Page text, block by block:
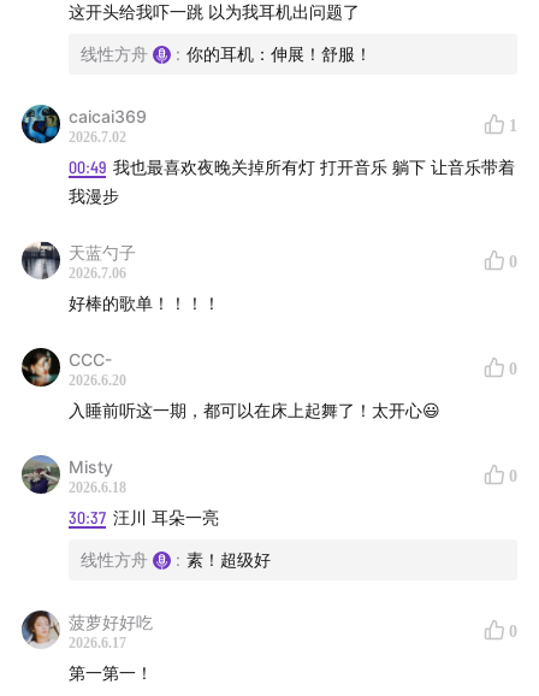
"C" of Chocolate
(20:36
) Tara Clerkin Trio - Lazy Daisy
(26:13) Getdown Services & Mumble Tide - Don't
Talk (Put Your Head On My Shoulder)
29:45) 汪川 - 明天的脸庞
(33:57
(37:37) Joy Harjo - Insomnia and Seven Steps to
Grace
(47:37) Anthony Joseph - Your Bird & I
51:53) Matt Evans - Wine Shop Discount RPG
a name
01:00:38) Kelsey Lu - Running To Pain
《周末变奏》开通豆瓣页面，欢迎标记、点评。
→ 选曲/撰稿/配音/制作/包装：方舟
→ 主题音乐：Yu Su
→ 题图版式：六花
这开头给我吓一跳 以为我耳机出问题了
线性方舟 : 你的耳机：伸展！舒服！
caicai369
2026.7.02
1
00:49 我也最喜欢夜晚关掉所有灯 打开音乐 躺下 让音乐带着
我漫步
天蓝勺子
2026.7.06
0
好棒的歌单！！！！
CCC-
2026.6.20
0
入睡前听这一期，都可以在床上起舞了！太开心😃
Misty
2026.6.18
0
30:37 汪川 耳朵一亮
线性方舟 : 素！超级好
菠萝好好吃
2026.6.17
0
第一第一！